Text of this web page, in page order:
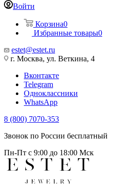
Войти
Корзина0
Избранные товары0
estet@estet.ru
г. Москва, ул. Веткина, 4
Вконтакте
Telegram
Одноклассники
WhatsApp
8 (800) 7070-353
Звонок по России бесплатный
Пн-Пт с 9:00 до 18:00 Мск